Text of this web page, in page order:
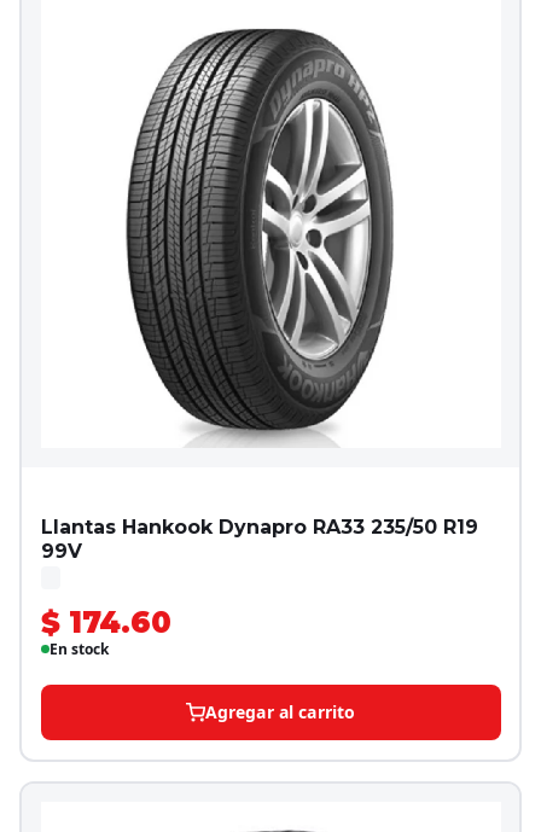
Llantas Hankook Dynapro RA33 235/50 R19
99V
$ 174.60
En stock
Agregar al carrito